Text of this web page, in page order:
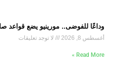
وداعًا للفوضى.. مورينيو يضع قواعد
أغسطس 8, 2026 لا توجد تعليقات
Read More »